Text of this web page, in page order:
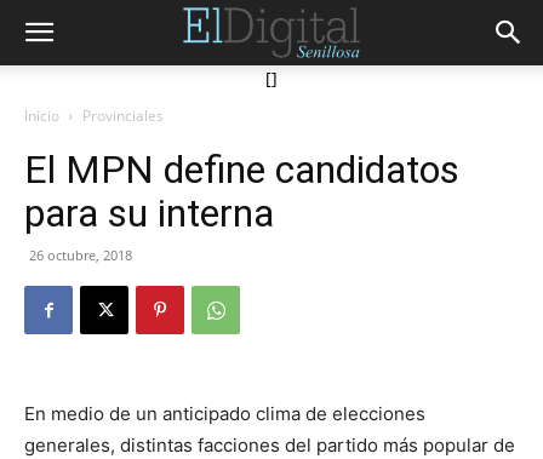
[]
Inicio Provinciales
El MPN define candidatos
para su interna
26 octubre, 2018
En medio de un anticipado clima de elecciones
generales, distintas facciones del partido más popular de